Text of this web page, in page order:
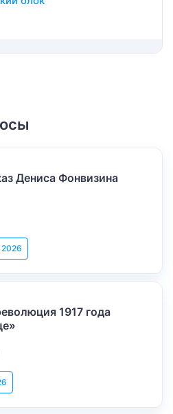
Дениса Фонвизина
1917 года